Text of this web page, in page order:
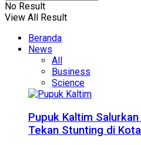
No Result
View All Result
Beranda
News
All
Business
Science
Pupuk Kaltim
Tekan Stunting di